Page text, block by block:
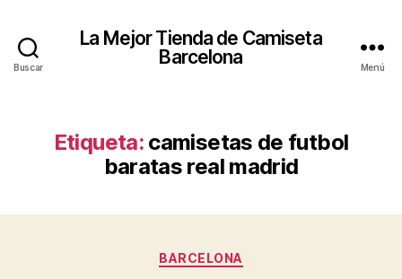
Buscar
La Mejor Tienda de Camiseta
Barcelona
Menú
Etiqueta: camisetas de futbol
baratas real madrid
Categorías
BARCELONA